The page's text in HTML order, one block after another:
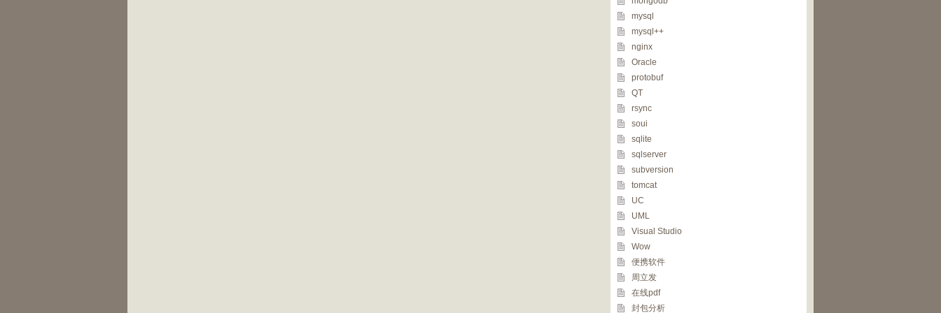
mysql
mysql++
nginx
Oracle
protobuf
QT
rsync
soui
sqlite
sqlserver
subversion
tomcat
UC
UML
Visual Studio
Wow
便携软件
周立发
在线pdf
封包分析